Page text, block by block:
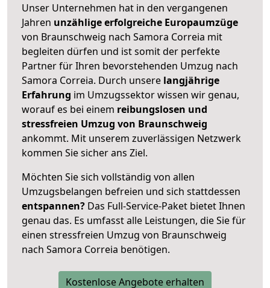
Unser Unternehmen hat in den vergangenen
Jahren unzählige erfolgreiche Europaumzüge
von Braunschweig nach Samora Correia mit
begleiten dürfen und ist somit der perfekte
Partner für Ihren bevorstehenden Umzug nach
Samora Correia. Durch unsere langjährige
Erfahrung im Umzugssektor wissen wir genau,
worauf es bei einem reibungslosen und
stressfreien Umzug von Braunschweig
ankommt. Mit unserem zuverlässigen Netzwerk
kommen Sie sicher ans Ziel.
Möchten Sie sich vollständig von allen
Umzugsbelangen befreien und sich stattdessen
entspannen? Das Full-Service-Paket bietet Ihnen
genau das. Es umfasst alle Leistungen, die Sie für
einen stressfreien Umzug von Braunschweig
nach Samora Correia benötigen.
Kostenlose Angebote erhalten